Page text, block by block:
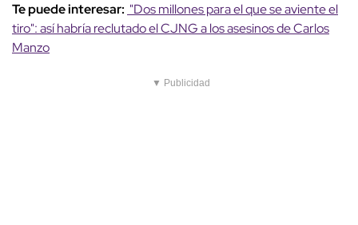
Te puede interesar: "Dos millones para el que se aviente el
tiro": así habría reclutado el CJNG a los asesinos de Carlos
Manzo
▼ Publicidad